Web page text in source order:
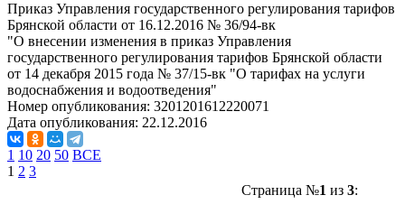
Приказ Управления государственного регулирования тарифов
Брянской области от 16.12.2016 № 36/94-вк
"О внесении изменения в приказ Управления
государственного регулирования тарифов Брянской области
от 14 декабря 2015 года № 37/15-вк "О тарифах на услуги
водоснабжения и водоотведения"
Номер опубликования: 3201201612220071
Дата опубликования: 22.12.2016
1 10 20 50 ВСЕ
1 2 3
Страница №1 из 3: